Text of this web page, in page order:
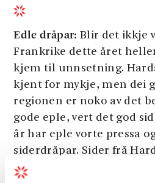
Edle dråpar: Blir det ikkje
Frankrike dette året
kjem til unnsetning.
kjent for mykje, men dei
regionen er noko av det
gode eple, vert det god
år har eple vorte pressa
siderdråpar. Sider frå
vert meir populært på